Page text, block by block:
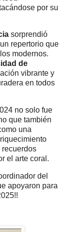
por su
sorprendió
repertorio que
modernos.
de
vibrante y
en todos
no solo fue
que también
una
el arte coral.
del
apoyaron para